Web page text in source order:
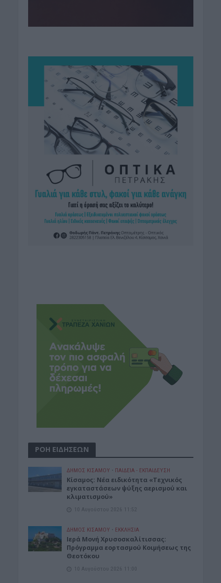
ΡΟΗ ΕΙΔΗΣΕΩΝ
ΔΉΜΟΣ ΚΙΣΆΜΟΥ • ΠΑΙΔΕΙΑ - ΕΚΠΑΙΔΕΥΣΗ
Κίσαμος: Νέα ειδικότητα «Τεχνικός
εγκαταστάσεων ψύξης αερισμού και
κλιματισμού»
10 Αυγούστου 2026 11:52
ΔΉΜΟΣ ΚΙΣΆΜΟΥ • ΕΚΚΛΗΣΙΑ
Ιερά Μονή Χρυσοσκαλίτισσας:
Πρόγραμμα εορτασμού Κοιμήσεως της
Θεοτόκου
10 Αυγούστου 2026 11:00